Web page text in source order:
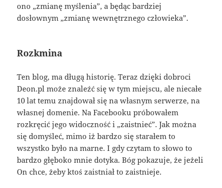
ono „zmianę myślenia”, a będąc bardziej
dosłownym „zmianę wewnętrznego człowieka”.
Rozkmina
Ten blog, ma długą historię. Teraz dzięki dobroci
Deon.pl może znaleźć się w tym miejscu, ale niecałe
10 lat temu znajdował się na własnym serwerze, na
własnej domenie. Na Facebooku próbowałem
rozkręcić jego widoczność i „zaistnieć”. Jak można
się domyśleć, mimo iż bardzo się starałem to
wszystko było na marne. I gdy czytam to słowo to
bardzo głęboko mnie dotyka. Bóg pokazuje, że jeżeli
On chce, żeby ktoś zaistniał to zaistnieje.